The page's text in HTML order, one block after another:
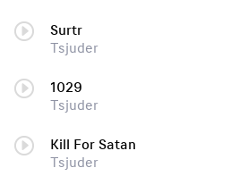
Surtr
Tsjuder
1029
Tsjuder
Kill For Satan
Tsjuder